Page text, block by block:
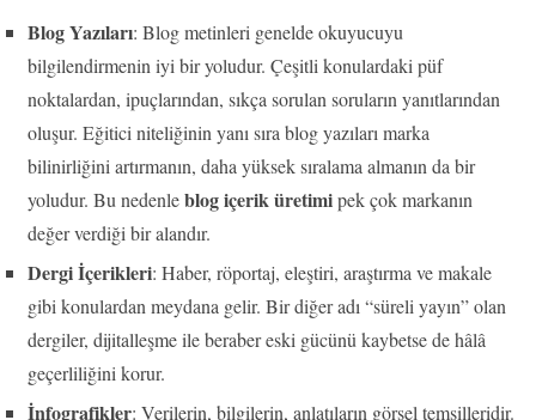
Blog Yazıları: Blog metinleri genelde okuyucuyu
bilgilendirmenin iyi bir yoludur. Çeşitli konulardaki püf
noktalardan, ipuçlarından, sıkça sorulan soruların yanıtlarından
oluşur. Eğitici niteliğinin yanı sıra blog yazıları marka
bilinirliğini artırmanın, daha yüksek sıralama almanın da bir
yoludur. Bu nedenleblog içerik üretimipek çok markanın
değer verdiği bir alandır.
Dergi İçerikleri: Haber, röportaj, eleştiri, araştırma ve makale
gibi konulardan meydana gelir. Bir diğer adı “süreli yayın” olan
dergiler, dijitalleşme ile beraber eski gücünü kaybetse de hâlâ
geçerliliğini korur.
İnfografikler: Verilerin, bilgilerin, anlatıların görsel temsilleridir.